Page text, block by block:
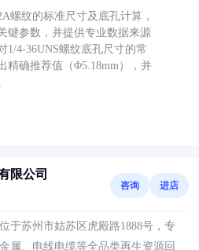
螺纹的标准尺寸及底孔计算，
键参数，并提供专业数据来源
1/4-36UNS螺纹底孔尺寸的常
精确推荐值（Φ5.18mm），并
限公司
咨询 进店
于苏州市姑苏区虎殿路1888号，专
属、电线电缆等全品类再生资源回